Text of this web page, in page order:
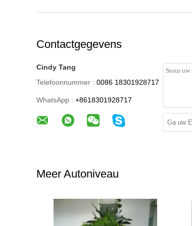
Contactgegevens
Cindy Tang
Telefoonnummer : 0086 18301928717
WhatsApp : +8618301928717
Meer Autoniveau